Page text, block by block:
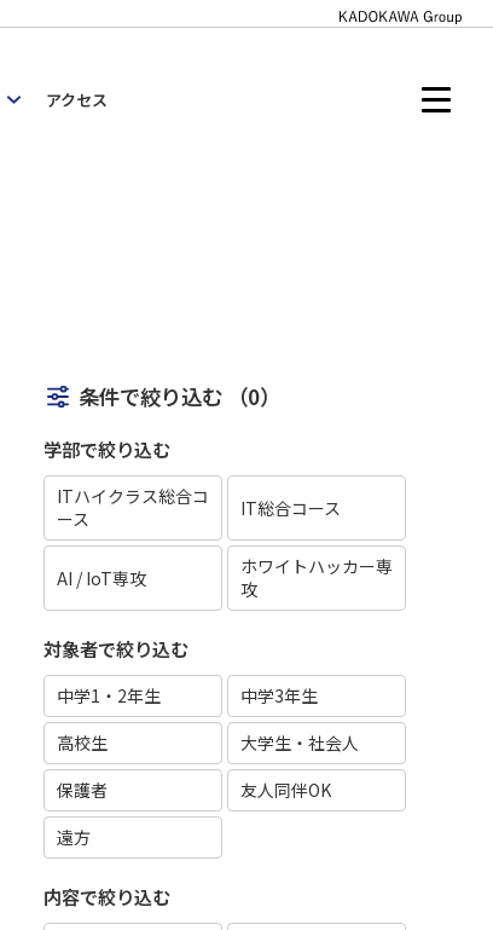
アクセス
条件で絞り込む （0）
学部で絞り込む
ITハイクラス総合コ
ース
IT総合コース
AI / IoT専攻
ホワイトハッカー専
攻
対象者で絞り込む
中学1・2年生
中学3年生
高校生
大学生・社会人
保護者
友人同伴OK
遠方
内容で絞り込む